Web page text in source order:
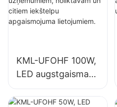
KML-UFOHF 100W,
LED augstgaismas
gaismekļu
piegādātājs